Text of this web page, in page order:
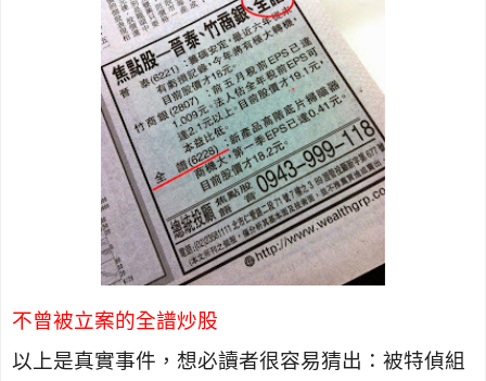
不曾被立案的全譜炒股
以上是真實事件，想必讀者很容易猜出：被特偵組